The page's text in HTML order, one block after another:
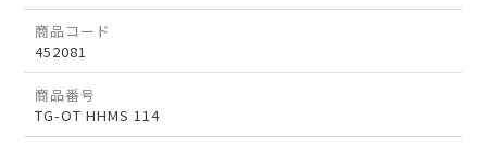
商品コード
452081
商品番号
TG-OT HHMS 114